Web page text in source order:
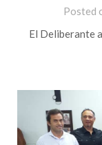
Posted
El Deliberante